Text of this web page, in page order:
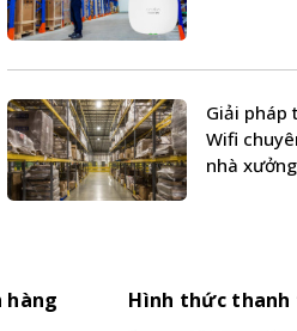
Giải pháp
Wifi
nhà
hàng Hình thức thanh